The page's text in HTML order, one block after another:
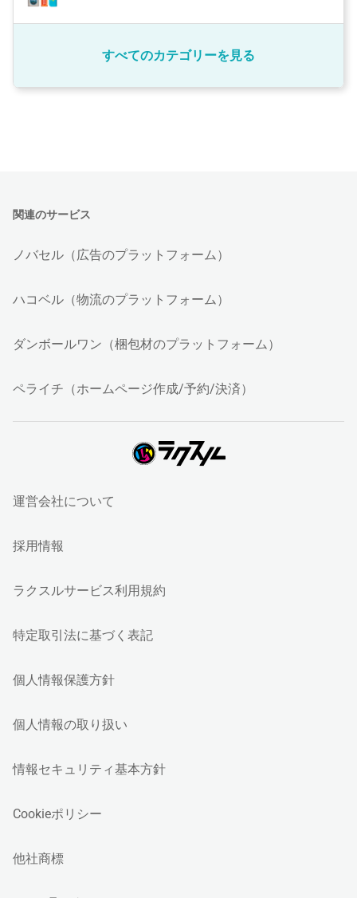
すべてのカテゴリーを見る
関連のサービス
ノバセル（広告のプラットフォーム）
ハコベル（物流のプラットフォーム）
ダンボールワン（梱包材のプラットフォーム）
ペライチ（ホームページ作成/予約/決済）
運営会社について
採用情報
ラクスルサービス利用規約
特定取引法に基づく表記
個人情報保護方針
個人情報の取り扱い
情報セキュリティ基本方針
Cookieポリシー
他社商標